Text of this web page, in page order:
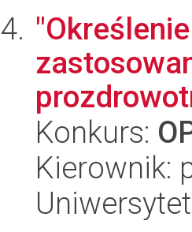
Konkurs:
Kierownik: